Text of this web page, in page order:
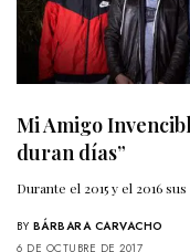
Mi Amigo
duran días”
Durante el 2015 y el 2016
BY BÁRBARA CARVACHO
6 DE OCTUBRE DE 2017